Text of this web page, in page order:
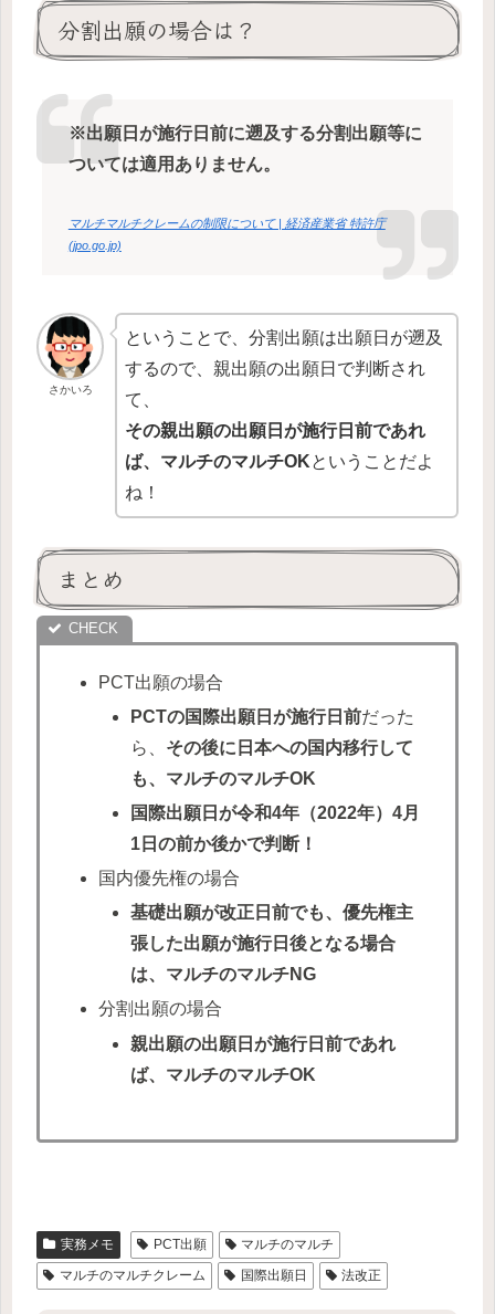
分割出願の場合は？
※出願日が施行日前に遡及する分割出願等に
ついては適用ありません。
マルチマルチクレームの制限について | 経済産業省 特許庁
(jpo.go.jp)
さかいろ
ということで、分割出願は出願日が遡及
するので、親出願の出願日で判断され
て、
その親出願の出願日が施行日前であれ
ば、マルチのマルチOKということだよ
ね！
まとめ
PCT出願の場合
PCTの国際出願日が施行日前だった
ら、 その後に日本への国内移行して
も、マルチのマルチOK
国際出願日が令和4年（2022年）4月
1日の前か後かで判断！
国内優先権の場合
基礎出願が改正日前でも、優先権主
張した出願が施行日後となる場合
は、マルチのマルチNG
分割出願の場合
親出願の出願日が施行日前であれ
ば、マルチのマルチOK
実務メモ PCT出願
マルチのマルチ
マルチのマルチクレーム
国際出願日 法改正